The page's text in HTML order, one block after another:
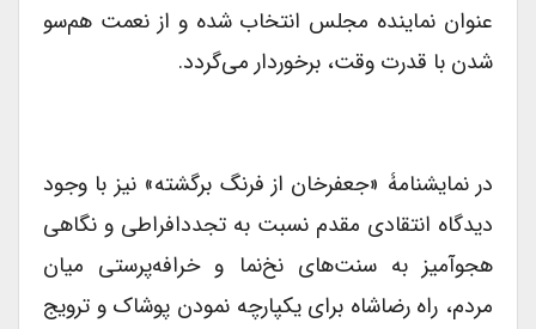
عنوان نماینده مجلس انتخاب شده و از نعمت هم‌سو
شدن با قدرت وقت، برخوردار می‌گردد.
در نمایشنامۀ «جعفرخان از فرنگ برگشته» نیز با وجود
دیدگاه انتقادی مقدم نسبت به تجددافراطی و نگاهی
هجو‌آمیز به سنت‌های نخ‌نما و خرافه‌پرستی میان
مردم، راه رضاشاه برای یکپارچه نمودن پوشاک و ترویج